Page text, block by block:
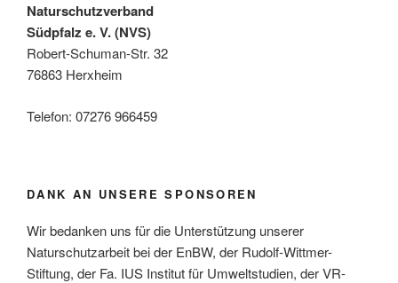
Naturschutzverband
Südpfalz e. V. (NVS)
Robert-Schuman-Str. 32
76863 Herxheim
Telefon: 07276 966459
DANK AN UNSERE SPONSOREN
Wir bedanken uns für die Unterstützung unserer
Naturschutzarbeit bei der EnBW, der Rudolf-Wittmer-
Stiftung, der Fa. IUS Institut für Umweltstudien, der VR-